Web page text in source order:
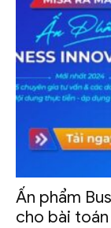
Ấn phẩm
cho bài toán